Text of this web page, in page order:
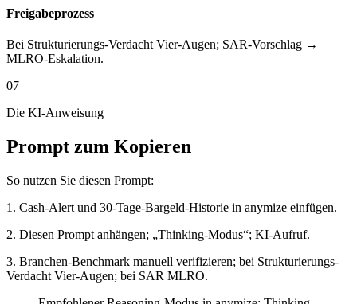
Freigabeprozess
Bei Strukturierungs-Verdacht Vier-Augen; SAR-Vorschlag →
MLRO-Eskalation.
07
Die KI-Anweisung
Prompt zum Kopieren
So nutzen Sie diesen Prompt:
1. Cash-Alert und 30-Tage-Bargeld-Historie in anymize einfügen.
2. Diesen Prompt anhängen; „Thinking-Modus“; KI-Aufruf.
3. Branchen-Benchmark manuell verifizieren; bei Strukturierungs-
Verdacht Vier-Augen; bei SAR MLRO.